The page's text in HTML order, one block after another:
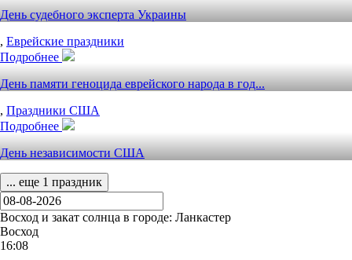
День судебного эксперта Украины
, Еврейские праздники
Подробнее
День памяти геноцида еврейского народа в год...
, Праздники США
Подробнее
День независимости США
... еще 1 праздник
Восход и закат солнца в городе: Ланкастер
Восход
16:08